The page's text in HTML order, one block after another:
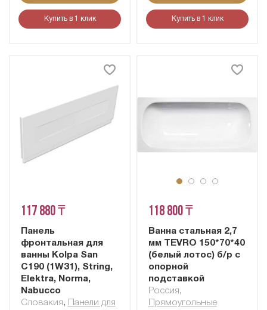
Купить в 1 клик Купить в 1 клик
117 880 ₸
Панель
фронтальная для
ванны Kolpa San
C190 (1W31), String,
Elektra, Norma,
Nabucco
Словакия ,
Панели для
118 800 ₸
Ванна стальная 2,7
мм TEVRO 150*70*40
(белый лотос) б/р с
опорной
подставкой
Россия ,
Прямоугольные